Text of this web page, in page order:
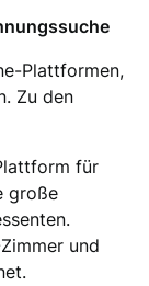
Plattformen,
Zu den
für
große
und